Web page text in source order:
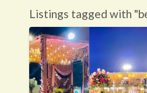
Listings tagged with
Best
Marriage
Lawn
in